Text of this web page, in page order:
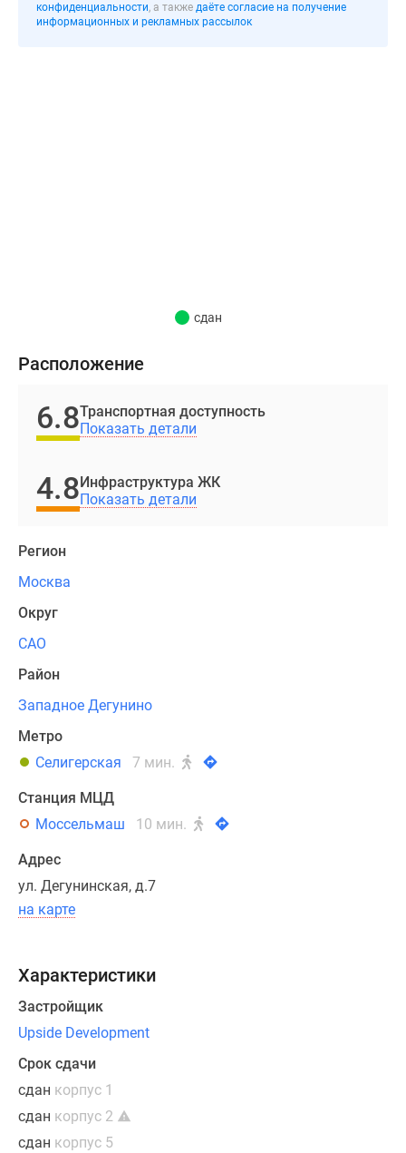
помещений.
руководителя
Чобана.
Строгие
формы
здания
подчеркнуты
строгой
фасадов,
выдержанной
в
черно-
белой
гамме.
Покупателям
доступен
из
нескольких
планировочных
начиная
функциональных
лотов
студийного
типа
площадью
от
26.42
конфиденциальности, а также даёте согласие на получение
информационных и рекламных рассылок
сдан
Расположение
6.8Транспортная доступность
Показать детали
4.8Инфраструктура ЖК
Показать детали
Регион
Москва
Округ
САО
Район
Западное Дегунино
Метро
Селигерская
7 мин.
Станция МЦД
Моссельмаш
10 мин.
Адрес
ул. Дегунинская, д.7
на карте
Характеристики
Застройщик
Upside Development
Срок сдачи
сдан корпус 1
сдан корпус 2
сдан корпус 5